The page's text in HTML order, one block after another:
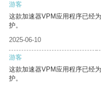
游客
这款加速器VPM应用程序已经
护。
2025-06-10
游客
这款加速器VPM应用程序已经
护。